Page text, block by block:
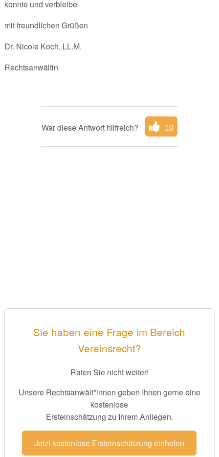
konnte und verbleibe
mit freundlichen Grüßen
Dr. Nicole Koch, LL.M.
Rechtsanwältin
War diese Antwort hilfreich? 10
Sie haben eine Frage im Bereich
Vereinsrecht?
Raten Sie nicht weiter!
Unsere Rechtsanwält*innen geben Ihnen gerne eine
kostenlose
Ersteinschätzung zu Ihrem Anliegen.
Jetzt kostenlose Ersteinschätzung einholen